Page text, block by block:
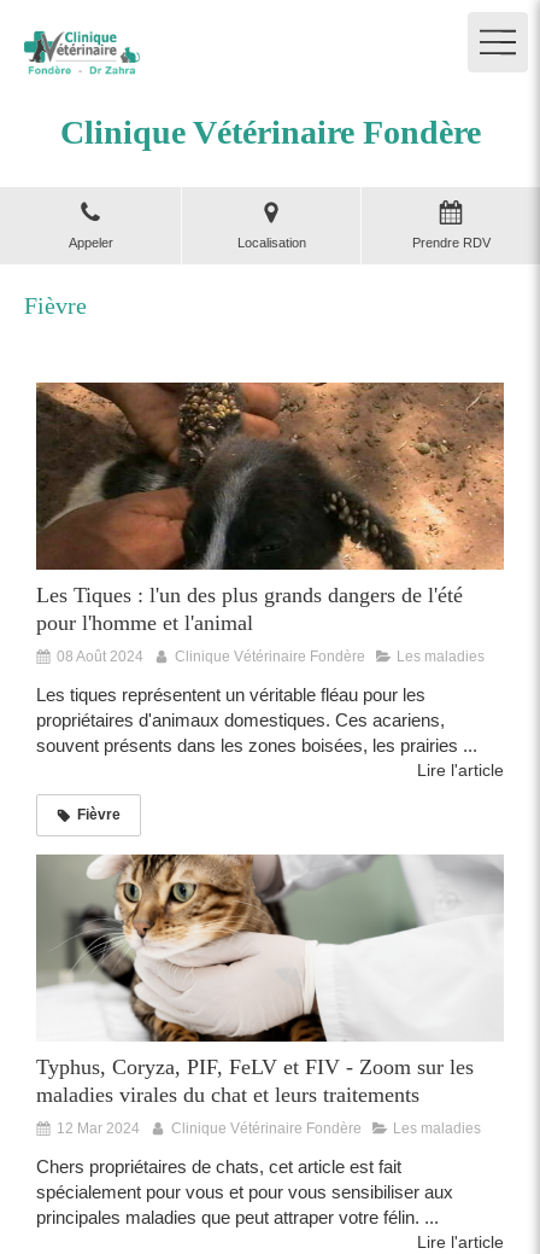
Clinique Vétérinaire Fondère
Appeler Localisation Prendre RDV
Fièvre
Les Tiques : l'un des plus grands dangers de l'été
pour l'homme et l'animal
08 Août 2024 Clinique Vétérinaire Fondère Les maladies
Les tiques représentent un véritable fléau pour les
propriétaires d'animaux domestiques. Ces acariens,
souvent présents dans les zones boisées, les prairies ...
Lire l'article
Fièvre
Typhus, Coryza, PIF, FeLV et FIV - Zoom sur les
maladies virales du chat et leurs traitements
12 Mar 2024 Clinique Vétérinaire Fondère Les maladies
Chers propriétaires de chats, cet article est fait
spécialement pour vous et pour vous sensibiliser aux
principales maladies que peut attraper votre félin. ...
Lire l'article